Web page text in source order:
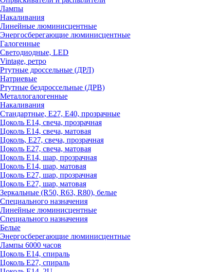
Лампы
Накаливания
Линейные люминисцентные
Энергосберегающие люминисцентные
Галогенные
Светодиодные, LED
Vintage, ретро
Ртутные дроссельные (ДРЛ)
Натриевые
Ртутные бездроссельные (ДРВ)
Металлогалогенные
Накаливания
Стандартные, Е27, Е40, прозрачные
Цоколь Е14, свеча, прозрачная
Цоколь Е14, свеча, матовая
Цоколь, Е27, свеча, прозрачная
Цоколь Е27, свеча, матовая
Цоколь Е14, шар, прозрачная
Цоколь Е14, шар, матовая
Цоколь Е27, шар, прозрачная
Цоколь Е27, шар, матовая
Зеркальные (R50, R63, R80), белые
Специального назначения
Линейные люминисцентные
Специального назначения
Белые
Энергосберегающие люминисцентные
Лампы 6000 часов
Цоколь Е14, спираль
Цоколь Е27, спираль